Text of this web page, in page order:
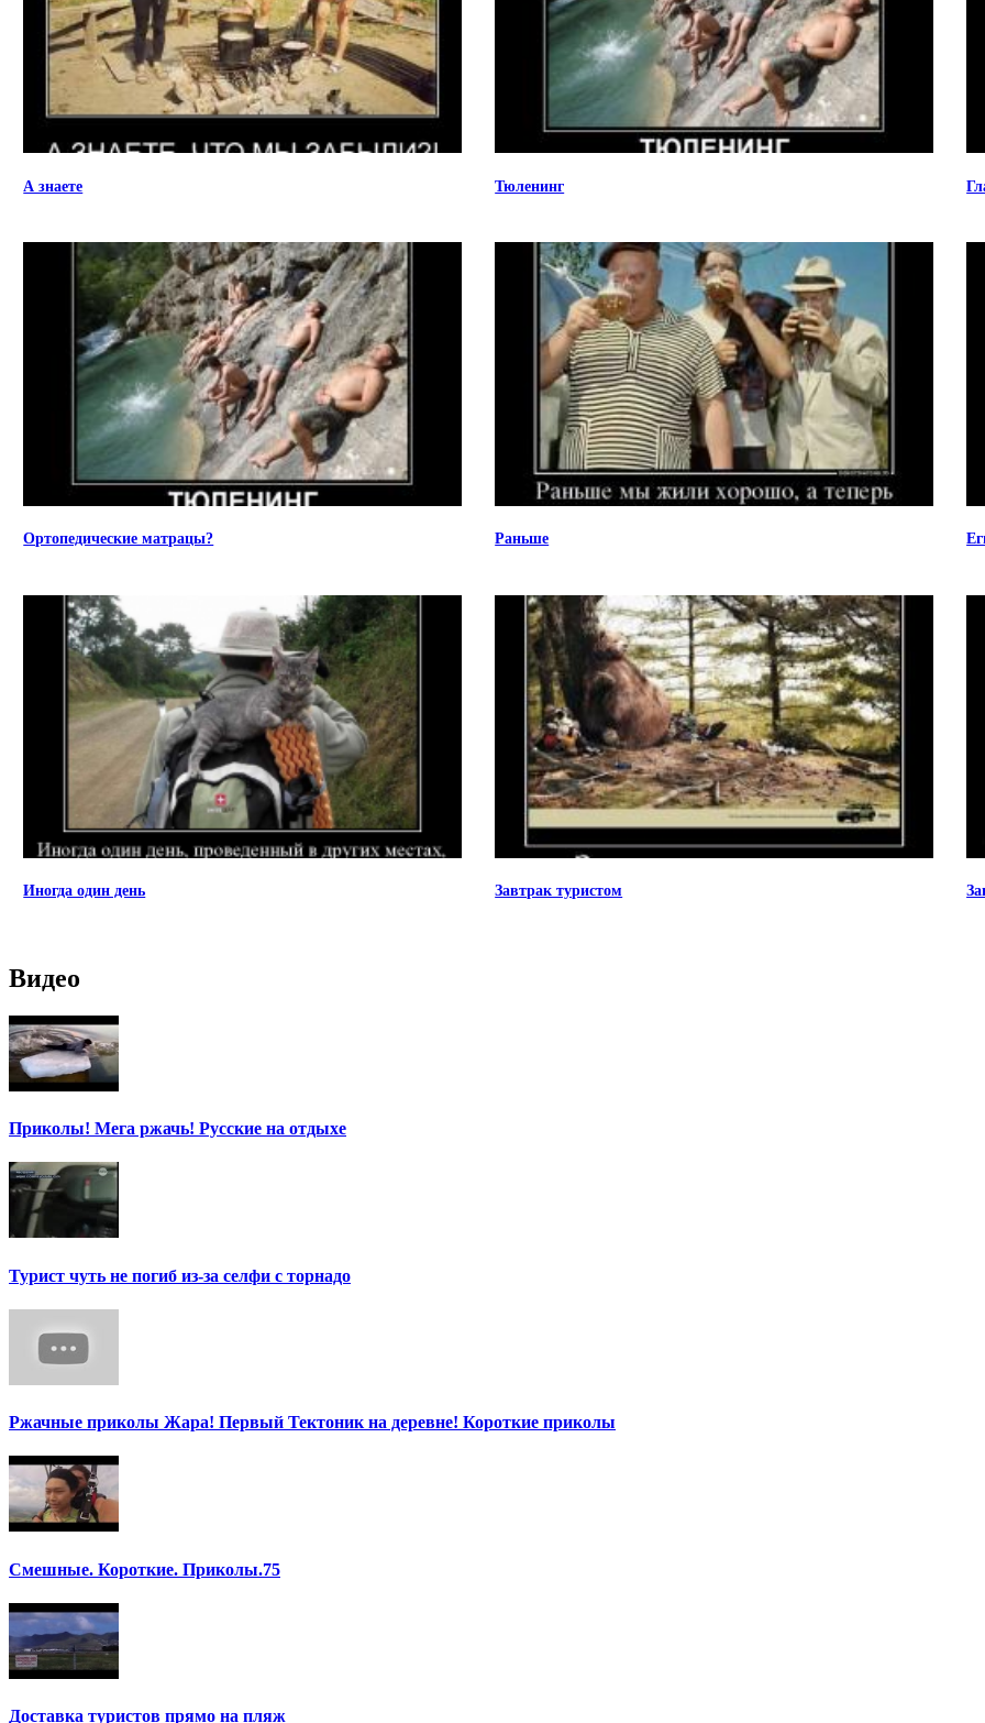
А знаете Тюленинг
Ортопедические матрацы? Раньше
Иногда один день Завтрак туристом
Видео
Приколы! Мега ржачь! Русские на отдыхе
Турист чуть не погиб из-за селфи с торнадо
Ржачные приколы Жара! Первый Тектоник на деревне! Короткие приколы
Смешные. Короткие. Приколы.75
Доставка туристов прямо на пляж